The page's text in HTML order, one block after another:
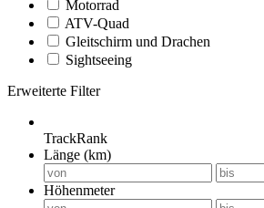
Motorrad
ATV-Quad
Gleitschirm und Drachen
Sightseeing
Erweiterte Filter
TrackRank
Länge (km)
Höhenmeter